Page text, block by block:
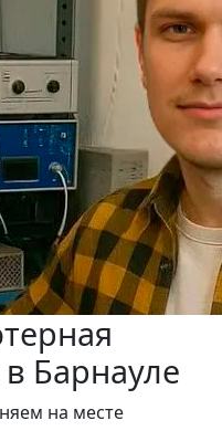
Барнауле
на месте